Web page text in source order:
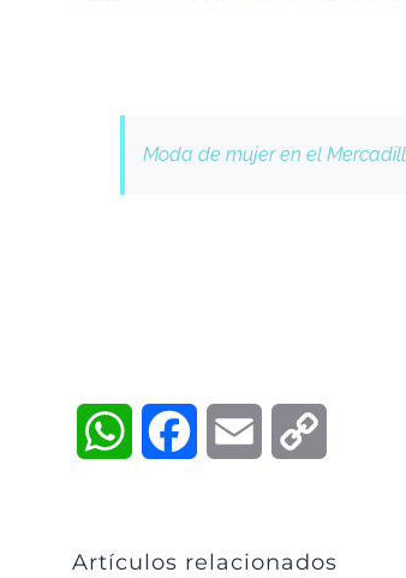
Moda de mujer en el
WhatsAppFacebookEmail
Artículos relacionados